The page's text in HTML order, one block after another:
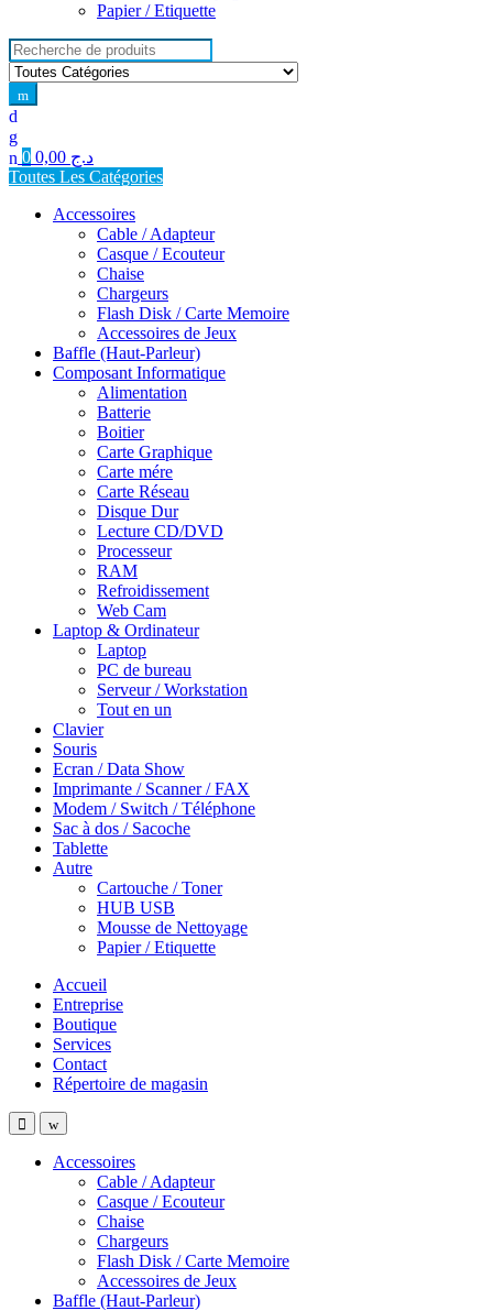
Papier / Etiquette
Search
for:
0 د.ج
Toutes Les Catégories
Accessoires
Cable / Adapteur
Casque / Ecouteur
Chaise
Chargeurs
Flash Disk / Carte Memoire
Accessoires de Jeux
Baffle (Haut-Parleur)
Composant Informatique
Alimentation
Batterie
Boitier
Carte Graphique
Carte mére
Carte Réseau
Disque Dur
Lecture CD/DVD
Processeur
RAM
Refroidissement
Web Cam
Laptop & Ordinateur
Laptop
PC de bureau
Serveur / Workstation
Tout en un
Clavier
Souris
Ecran / Data Show
Imprimante / Scanner / FAX
Modem / Switch / Téléphone
Sac à dos / Sacoche
Tablette
Autre
Cartouche / Toner
HUB USB
Mousse de Nettoyage
Papier / Etiquette
Accueil
Entreprise
Boutique
Services
Contact
Répertoire de magasin
Accessoires
Cable / Adapteur
Casque / Ecouteur
Chaise
Chargeurs
Flash Disk / Carte Memoire
Accessoires de Jeux
Baffle (Haut-Parleur)